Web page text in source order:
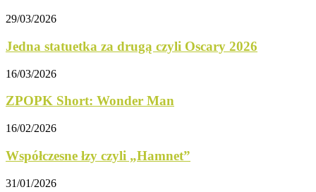
29/03/2026
Jedna statuetka za drugą czyli Oscary 2026
16/03/2026
ZPOPK Short: Wonder Man
16/02/2026
Współczesne łzy czyli „Hamnet”
31/01/2026